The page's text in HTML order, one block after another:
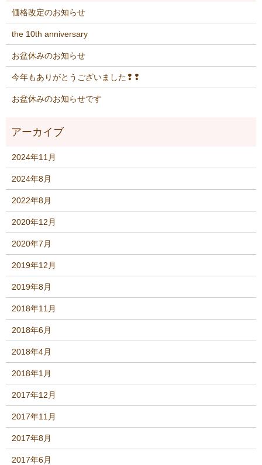
価格改定のお知らせ
the 10th anniversary
お盆休みのお知らせ
今年もありがとうございました❢❢
お盆休みのお知らせです
2024年11月
2024年8月
2022年8月
2020年12月
2020年7月
2019年12月
2019年8月
2018年11月
2018年6月
2018年4月
2018年1月
2017年12月
2017年11月
2017年8月
2017年6月